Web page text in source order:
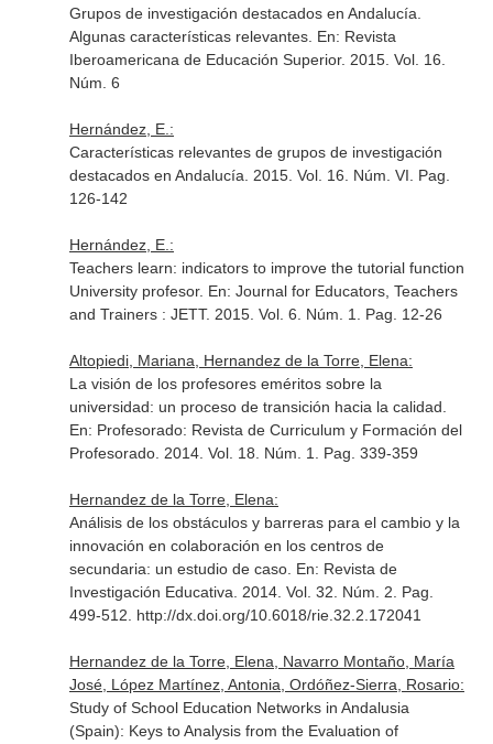
Grupos de investigación destacados en Andalucía.
Algunas características relevantes. En: Revista
Iberoamericana de Educación Superior. 2015. Vol. 16.
Núm. 6
Hernández, E.:
Características relevantes de grupos de investigación
destacados en Andalucía. 2015. Vol. 16. Núm. VI. Pag.
126-142
Hernández, E.:
Teachers learn: indicators to improve the tutorial function
University profesor. En: Journal for Educators, Teachers
and Trainers : JETT. 2015. Vol. 6. Núm. 1. Pag. 12-26
Altopiedi, Mariana, Hernandez de la Torre, Elena:
La visión de los profesores eméritos sobre la
universidad: un proceso de transición hacia la calidad.
En: Profesorado: Revista de Curriculum y Formación del
Profesorado. 2014. Vol. 18. Núm. 1. Pag. 339-359
Hernandez de la Torre, Elena:
Análisis de los obstáculos y barreras para el cambio y la
innovación en colaboración en los centros de
secundaria: un estudio de caso. En: Revista de
Investigación Educativa . 2014. Vol. 32. Núm. 2. Pag.
499-512. http://dx.doi.org/10.6018/rie.32.2.172041
Hernandez de la Torre, Elena, Navarro Montaño, María
José, López Martínez, Antonia, Ordóñez-Sierra, Rosario:
Study of School Education Networks in Andalusia
(Spain): Keys to Analysis from the Evaluation of